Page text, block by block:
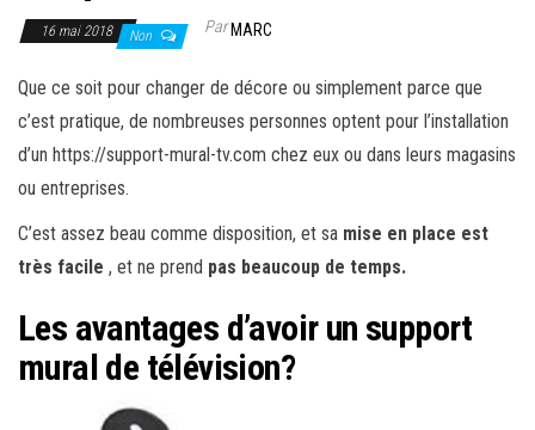
16 mai 2018 Non ParMARC
Que ce soit pour changer de décore ou simplement parce que
c’est pratique, de nombreuses personnes optent pour l’installation
d’un https://support-mural-tv.com chez eux ou dans leurs magasins
ou entreprises.
C’est assez beau comme disposition, et sa mise en place est
très facile , et ne prend pas beaucoup de temps.
Les avantages d’avoir un support
mural de télévision?